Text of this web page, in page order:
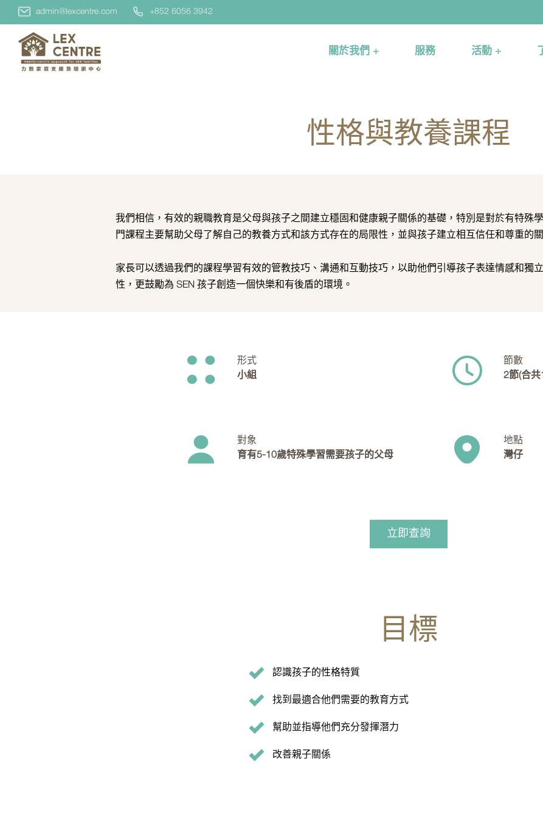
admin@lexcentre.com +852 6056 3942
關於我們 + 服務 活動 +
性格與教養課程
我們相信，有效的親職教育是父母與孩子之間建立穩固和健康親子關係的基礎，特別是對於有特殊
門課程主要幫助父母了解自己的教養方式和該方式存在的局限性，並與孩子建立相互信任和尊重的關
家長可以透過我們的課程學習有效的管教技巧、溝通和互動技巧，以助他們引導孩子表達情感和獨
性，更鼓勵為 SEN 孩子創造一個快樂和有後盾的環境。
形式
小組
節數
2節(合共
對象
育有5-10歲特殊學習需要孩子的父母
地點
灣仔
立即查詢
目標
認識孩子的性格特質
找到最適合他們需要的教育方式
幫助並指導他們充分發揮潛力
改善親子關係